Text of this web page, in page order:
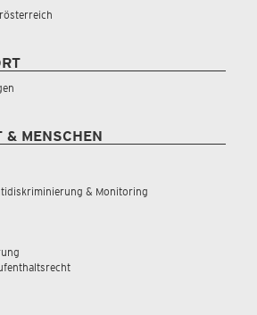
& MENSCHEN
& Monitoring